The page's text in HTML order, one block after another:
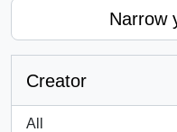
Narrow
Creator
All